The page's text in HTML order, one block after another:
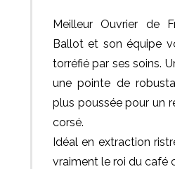
Meilleur Ouvrier de
Ballot et son équipe
torréfié par ses soins.
une pointe de
plus poussée pour un
corsé.
Idéal en extraction
vraiment le roi du café